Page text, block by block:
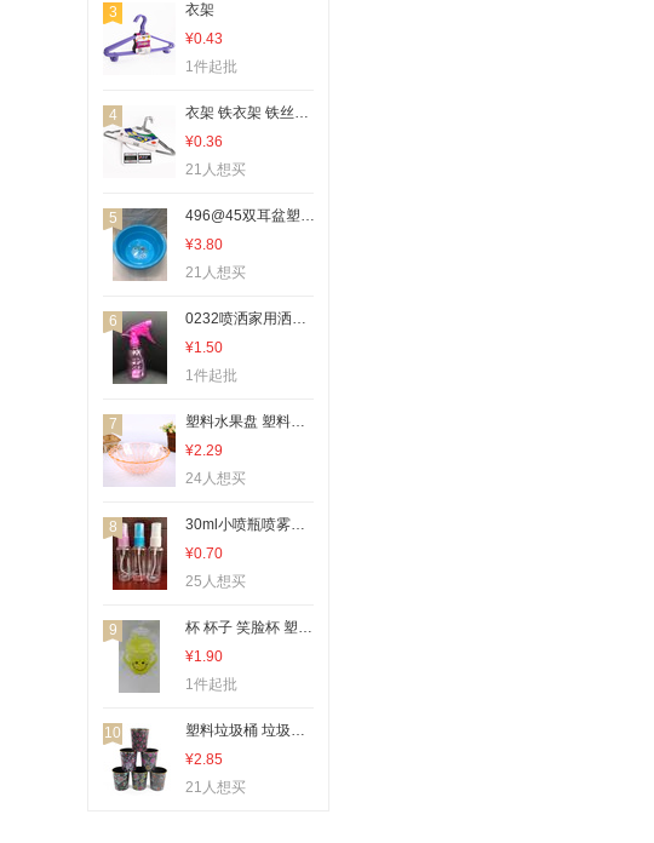
勺、调羹
隐形眼镜盒
家用盆
其他杯子
其他酒具
其他塑料包装容器
吸管杯
收纳篮、置物篮、收纳筐
一次性医用耗材
其他分类
其他架类
多层置物架
层架
衣架
刨刀
喷雾水杯
刨子、削皮器
打蛋盆
装饰挂钩
3
衣架
¥0.43
1件起批
4
衣架 铁衣架 铁丝衣架
¥0.36
21人想买
5
496@45双耳盆塑料盆洗脸盆
¥3.80
21人想买
6
0232喷洒家用洒水壶小喷瓶喷雾瓶酒精喷壶喷壶
¥1.50
1件起批
7
塑料水果盘 塑料果盘 果盘 水果盘
¥2.29
24人想买
8
30ml小喷瓶喷雾瓶酒精喷壶喷壶
¥0.70
25人想买
9
杯 杯子 笑脸杯 塑料杯
¥1.90
1件起批
10
塑料垃圾桶 垃圾桶 塑料垃圾娄 垃圾娄
¥2.85
21人想买